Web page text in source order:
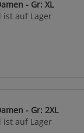
- Gr: XL
auf Lager
- Gr: 2XL
auf Lager